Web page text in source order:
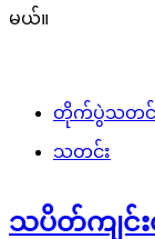
မယ်။
တိုက်ပွဲသတင်
သတင်း
သပိတ်ကျင်း